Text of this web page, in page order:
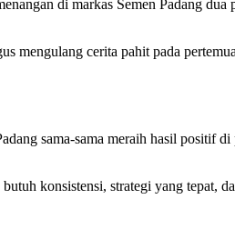
di markas Semen Padang dua
mengulang cerita pahit pada
sama-sama meraih hasil positif
konsistensi, strategi yang tepat,